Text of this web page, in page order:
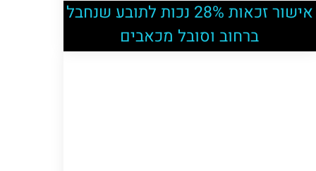
אישור זכאות 28% נכות לתובע שנחבל
ברחוב וסובל מכאבים